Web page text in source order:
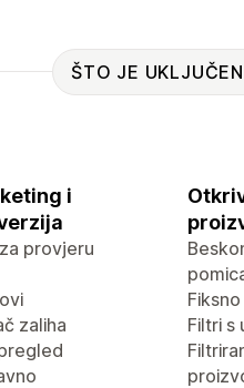
ŠTO JE
i
provjeru
zaliha
Filtri s